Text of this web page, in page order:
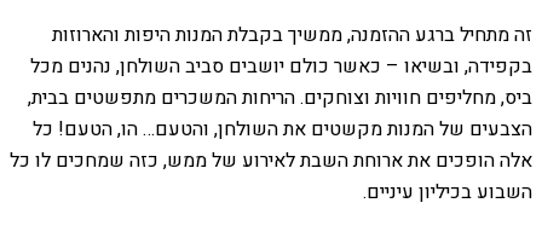
זה מתחיל ברגע ההזמנה, ממשיך בקבלת המנות היפות והארוזות
בקפידה, ובשיאו – כאשר כולם יושבים סביב השולחן, נהנים מכל
ביס, מחליפים חוויות וצוחקים. הריחות המשכרים מתפשטים בבית,
הצבעים של המנות מקשטים את השולחן, והטעם… הו, הטעם! כל
אלה הופכים את ארוחת השבת לאירוע של ממש, כזה שמחכים לו כל
השבוע בכיליון עיניים.